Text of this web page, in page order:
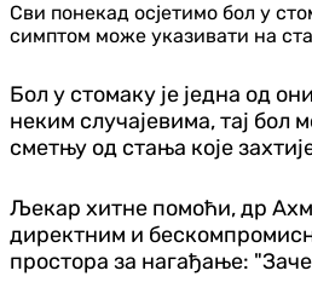
Сви понекад осјетимо бол у
симптом може указивати на
Бол у стомаку је једна од
неким случајевима, тај бол
сметњу од стања које
Љекар хитне помоћи, др
директним и
простора за нагађање: